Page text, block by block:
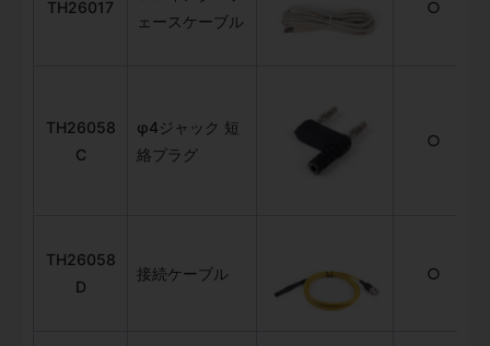
TH26017
ェースケーブル
○
TH26058
C
φ4ジャック 短
絡プラグ
○
TH26058
D
接続ケーブル ○